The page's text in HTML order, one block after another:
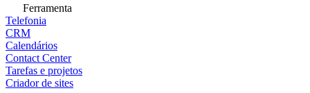
Ferramenta
Telefonia
CRM
Calendários
Contact Center
Tarefas e projetos
Criador de sites